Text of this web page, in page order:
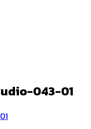
043-01